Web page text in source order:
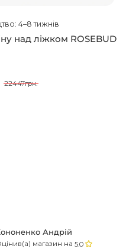
4–8 тижнів
над ліжком ROSEBUD
22447грн.
Андрій
магазин на 5.0